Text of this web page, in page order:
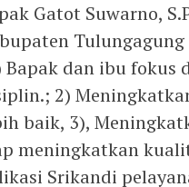
Gatot Suwarno,
Bapak dan ibu fokus
2)
baik, 3),
meningkatkan
Srikandi